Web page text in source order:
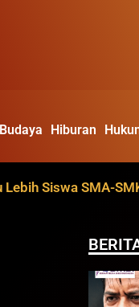
Hiburan
Siswa SMA-SMK